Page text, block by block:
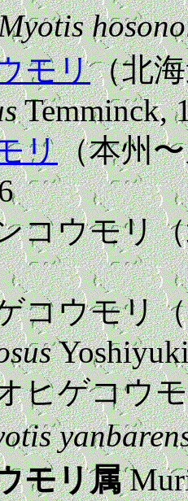
モリ（北
Temminck,
リ（本州
コウモリ
コウモリ
ヒゲコウ
モリ属